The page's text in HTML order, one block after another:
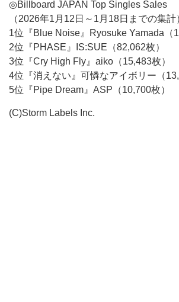
◎Billboard JAPAN Top Singles Sales
（2026年1月12日～1月18日までの集計
1位『Blue Noise』Ryosuke Yamada（
2位『PHASE』IS:SUE（82,062枚）
3位『Cry High Fly』aiko（15,483枚）
4位『消えない』可憐なアイボリー（
5位『Pipe Dream』ASP（10,700枚）
(C)Storm Labels Inc.